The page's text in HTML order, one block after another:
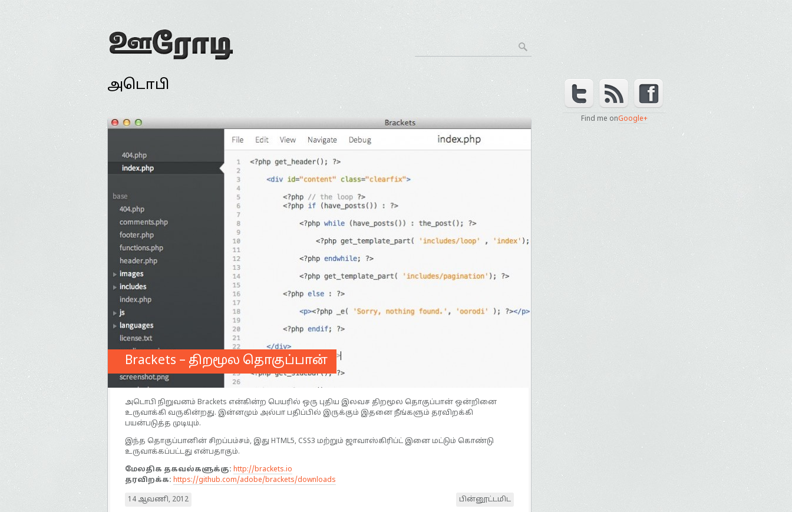
அடொபி
Brackets – திறமூல தொகுப்பான்
அடொபி நிறுவனம் Brackets என்கின்ற பெயரில் ஒரு புதிய இலவச திறமூல தொகுப்பான் ஒன்றினை
உருவாக்கி வருகின்றது. இன்னமும் அல்பா பதிப்பில் இருக்கும் இதனை நீங்களும் தரவிறக்கி
பயன்படுத்த முடியும்.
இந்த தொகுப்பானின் சிறப்பம்சம், இது HTML5, CSS3 மற்றும் ஜாவாஸ்கிரிப்ட் இனை மட்டும் கொண்டு
உருவாக்கப்பட்டது என்பதாகும்.
மேலதிக தகவல்களுக்கு: http://brackets.io
தரவிறக்க: https://github.com/adobe/brackets/downloads
14 ஆவணி, 2012 பின்னூட்டமிட
Find me onGoogle+